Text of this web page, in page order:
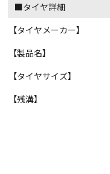
■タイヤ詳細
【タイヤメーカー】
【製品名】
【タイヤサイズ】
【残溝】